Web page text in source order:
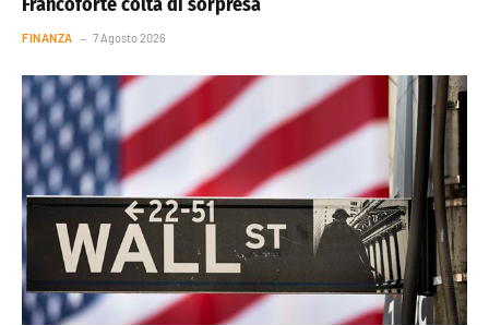
FINANZA 7 Agosto 2026